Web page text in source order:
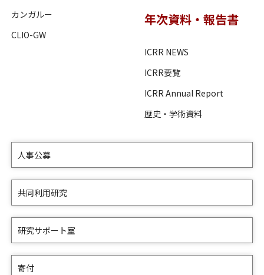
カンガルー
CLIO-GW
年次資料・報告書
ICRR NEWS
ICRR要覧
ICRR Annual Report
歴史・学術資料
人事公募
共同利用研究
研究サポート室
寄付